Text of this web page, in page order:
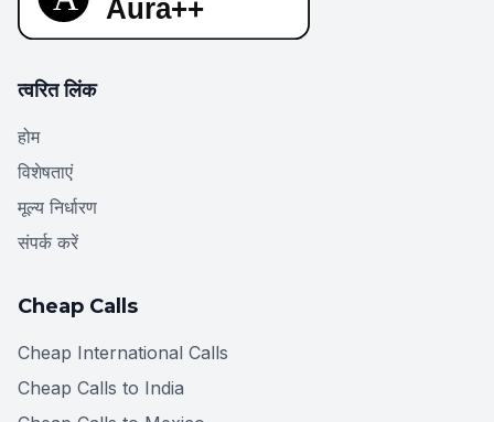
त्वरित लिंक
होम
विशेषताएं
मूल्य निर्धारण
संपर्क करें
Cheap Calls
Cheap International Calls
Cheap Calls to India